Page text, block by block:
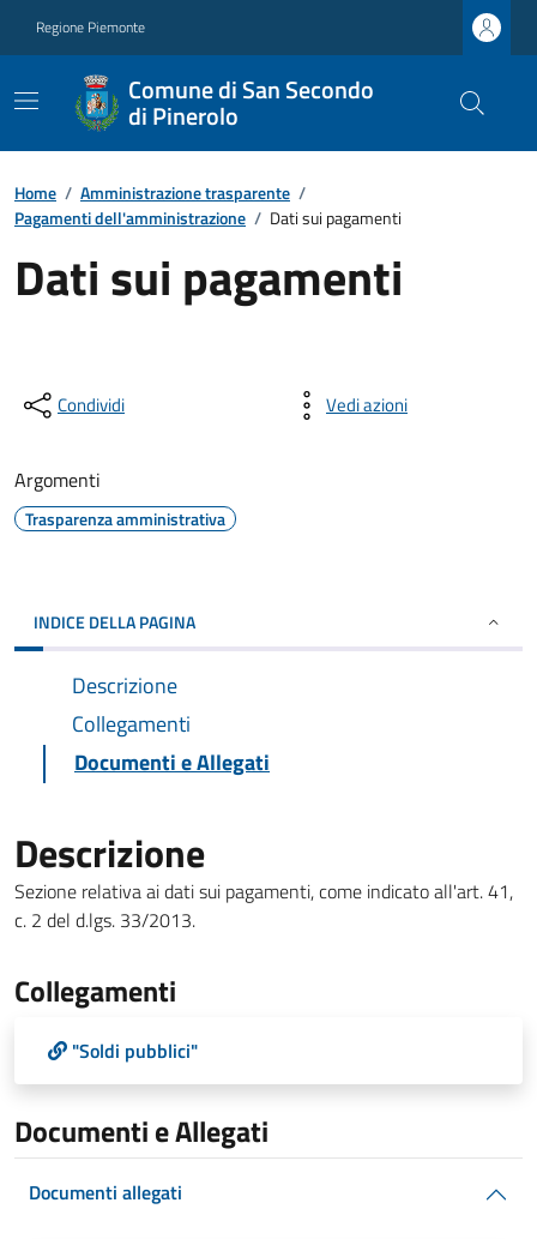
Regione Piemonte
Comune di San Secondo
di Pinerolo
Home / Amministrazione trasparente /
Pagamenti dell'amministrazione / Dati sui pagamenti
Dati sui pagamenti
Condividi Vedi azioni
Argomenti
Trasparenza amministrativa
INDICE DELLA PAGINA
Descrizione
Collegamenti
Documenti e Allegati
Descrizione
Sezione relativa ai dati sui pagamenti, come indicato all'art. 41,
c. 2 del d.lgs. 33/2013.
Collegamenti
"Soldi pubblici"
Documenti e Allegati
Documenti allegati